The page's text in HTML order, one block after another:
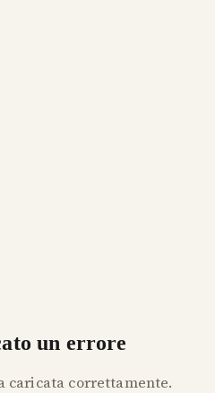
un errore
caricata correttamente.